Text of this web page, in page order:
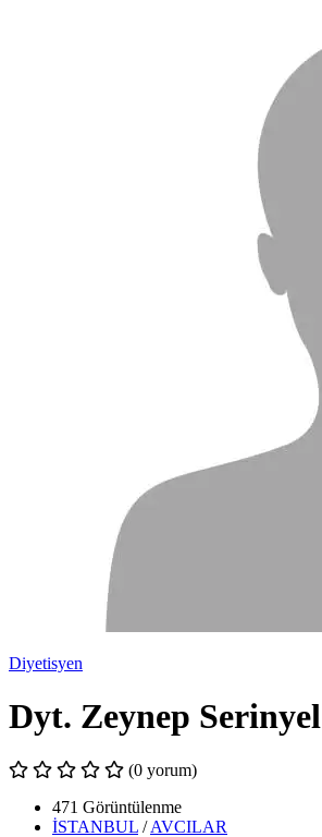
Diyetisyen
Dyt. Zeynep Serinyel
(0 yorum)
471 Görüntülenme
İSTANBUL /AVCILAR